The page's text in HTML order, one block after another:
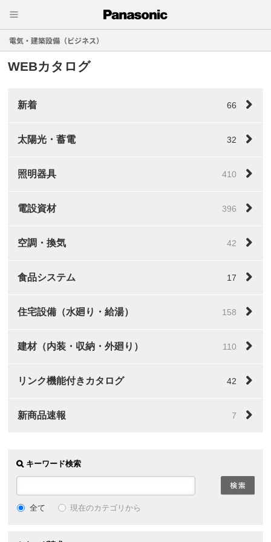
電気・建築設備（ビジネス）
WEBカタログ
新着 66
太陽光・蓄電 32
照明器具 410
電設資材 396
空調・換気 42
食品システム 17
住宅設備（水廻り・給湯） 158
建材（内装・収納・外廻り） 110
リンク機能付きカタログ 42
新商品速報 7
キーワード検索
全て 現在のカテゴリから